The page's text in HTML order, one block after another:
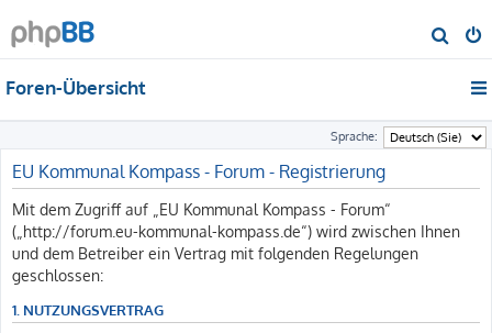
u
e
Foren-Übersicht
Sprache:
EU Kommunal Kompass - Forum - Registrierung
Mit dem Zugriff auf „EU Kommunal Kompass - Forum“
(„http://forum.eu-kommunal-kompass.de“) wird zwischen Ihnen
und dem Betreiber ein Vertrag mit folgenden Regelungen
geschlossen:
1. NUTZUNGSVERTRAG